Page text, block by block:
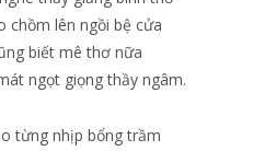
chồm lên ngồi bệ cửa
biết mê thơ nữa
ngọt giọng thầy ngâm.
từng nhịp bổng trầm